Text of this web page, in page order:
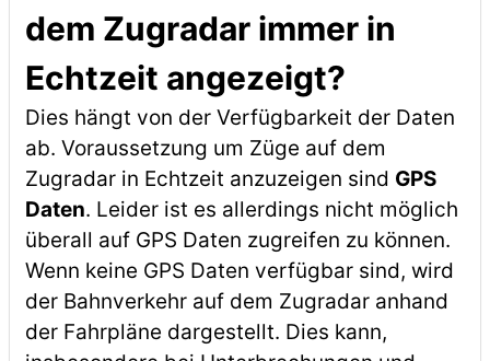
dem Zugradar immer in
Echtzeit angezeigt?
Dies hängt von der Verfügbarkeit der Daten
ab. Voraussetzung um Züge auf dem
Zugradar in Echtzeit anzuzeigen sind GPS
Daten. Leider ist es allerdings nicht möglich
überall auf GPS Daten zugreifen zu können.
Wenn keine GPS Daten verfügbar sind, wird
der Bahnverkehr auf dem Zugradar anhand
der Fahrpläne dargestellt. Dies kann,